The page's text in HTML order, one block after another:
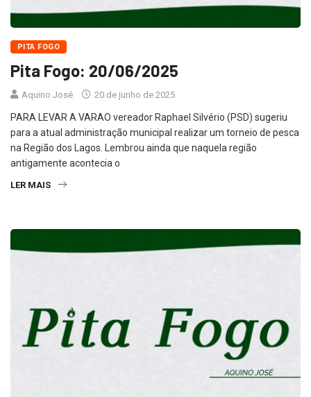
PITA FOGO
Pita Fogo: 20/06/2025
Aquino José 20 de junho de 2025
PARA LEVAR A VARAO vereador Raphael Silvério (PSD) sugeriu
para a atual administração municipal realizar um torneio de pesca
na Região dos Lagos. Lembrou ainda que naquela região
antigamente acontecia o
LER MAIS